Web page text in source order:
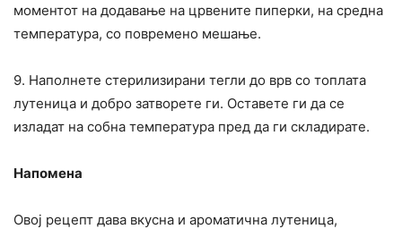
моментот на додавање на црвените пиперки, на средна
температура, со повремено мешање.
9. Наполнете стерилизирани тегли до врв со топлата
лутеница и добро затворете ги. Оставете ги да се
изладат на собна температура пред да ги складирате.
Напомена
Овој рецепт дава вкусна и ароматична лутеница,